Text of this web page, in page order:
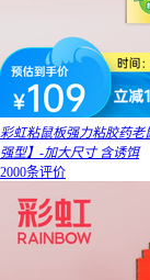
彩虹粘鼠板强力粘胶药老
强型】-加大尺寸 含诱饵
2000条评价